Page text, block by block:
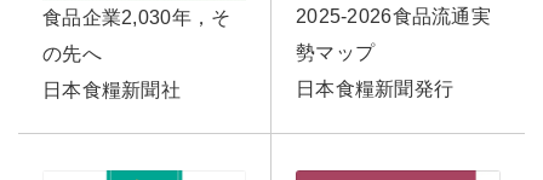
食品企業2,030年，そ
の先へ
日本食糧新聞社
2025-2026食品流通実
勢マップ
日本食糧新聞発行